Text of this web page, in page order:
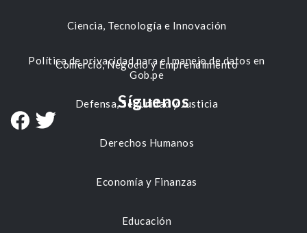
Ciencia, Tecnología e Innovación
Comercio, Negocio y Emprendimiento
Defensa, Seguridad y Justicia
Derechos Humanos
Economía y Finanzas
Educación
Política de privacidad para el manejo de datos en
Gob.pe
Síguenos